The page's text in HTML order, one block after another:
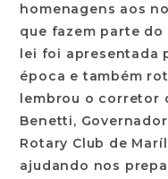
homenagens aos
que fazem parte do
lei foi apresentada
época e também
lembrou o corretor
Benetti,
Rotary Club de
ajudando nos